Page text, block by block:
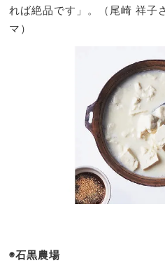
れば絶品です」。（ 尾崎 祥子
マ）
◉石黒農場